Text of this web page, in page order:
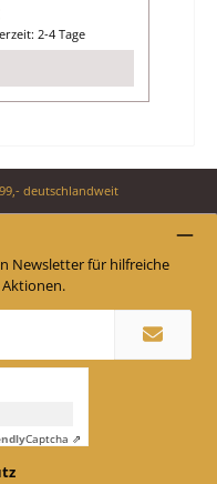
Preis:
2-4 Tage
deutschlandweit
Newsletter für hilfreiche
Captcha ⇗